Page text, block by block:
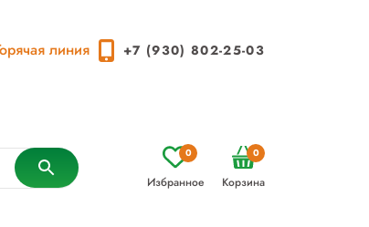
линия +7 (930) 802-25-03
Избранное
0
Корзина
0